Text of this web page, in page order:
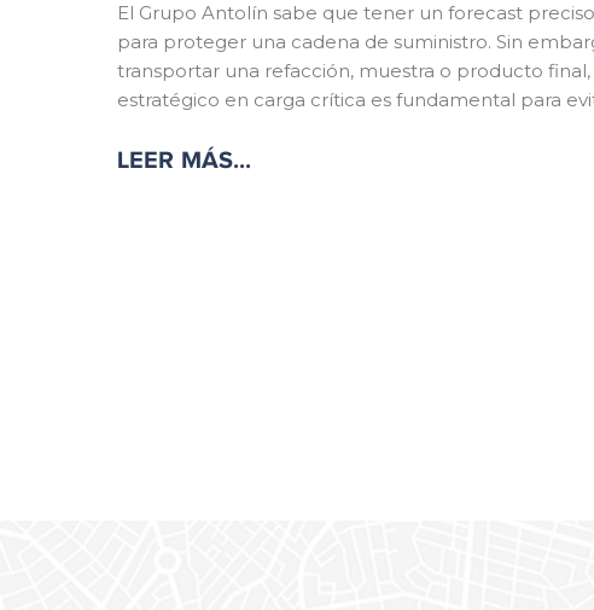
El Grupo Antolín sabe que tener un forecast
para proteger una cadena de suministro. Sin
transportar una refacción, muestra o producto
estratégico en carga crítica es fundamental para
LEER MÁS...